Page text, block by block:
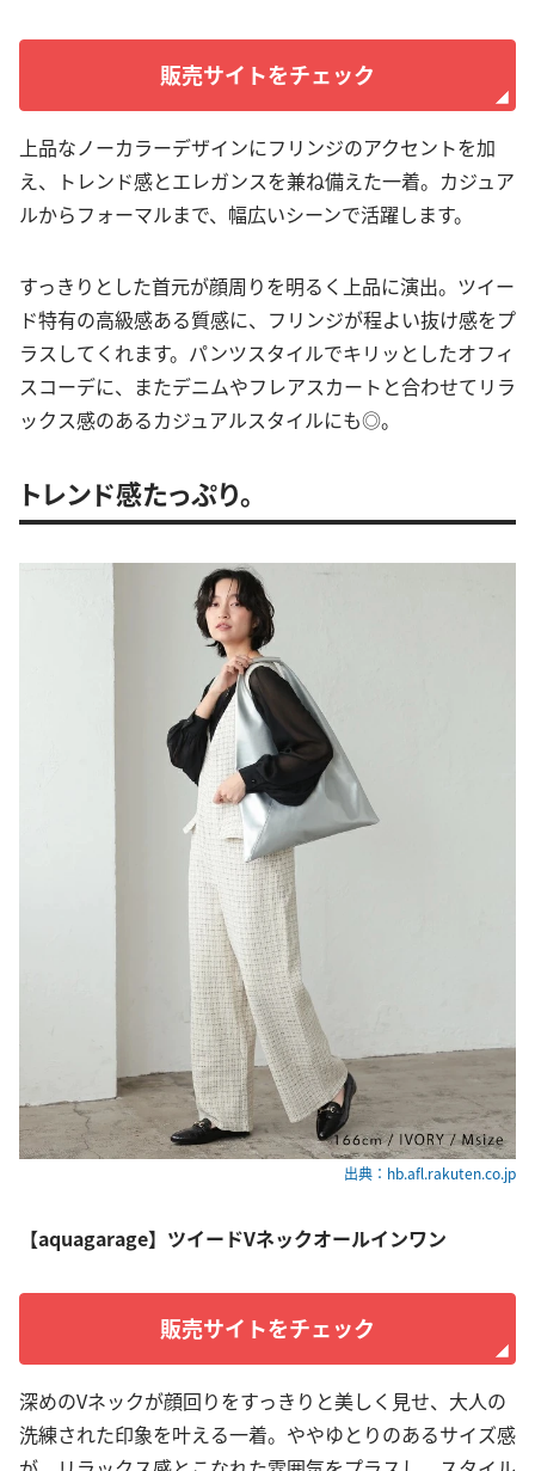
販売サイトをチェック
上品なノーカラーデザインにフリンジのアクセントを加
え、トレンド感とエレガンスを兼ね備えた一着。カジュア
ルからフォーマルまで、幅広いシーンで活躍します。
すっきりとした首元が顔周りを明るく上品に演出。ツイー
ド特有の高級感ある質感に、フリンジが程よい抜け感をプ
ラスしてくれます。パンツスタイルでキリッとしたオフィ
スコーデに、またデニムやフレアスカートと合わせてリラ
ックス感のあるカジュアルスタイルにも◎。
トレンド感たっぷり。
出典：hb.afl.rakuten.co.jp
【aquagarage】ツイードVネックオールインワン
販売サイトをチェック
深めのVネックが顔回りをすっきりと美しく見せ、大人の
洗練された印象を叶える一着。ややゆとりのあるサイズ感